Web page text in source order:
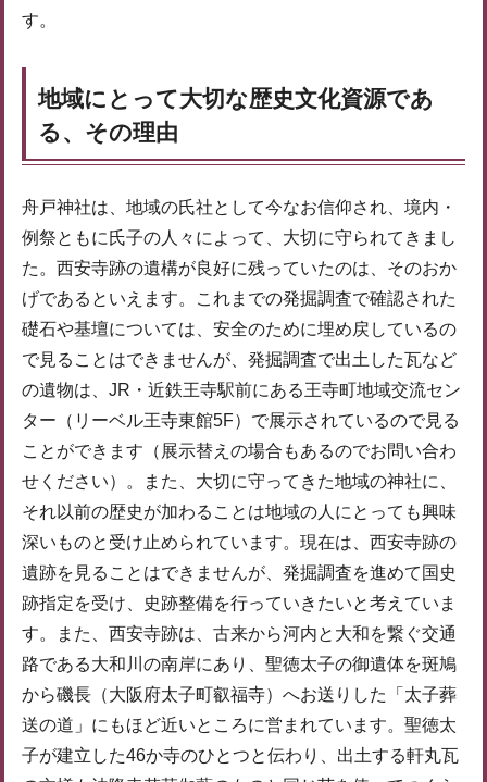
す。
地域にとって大切な歴史文化資源であ
る、その理由
舟戸神社は、地域の氏社として今なお信仰され、境内・
例祭ともに氏子の人々によって、大切に守られてきまし
た。西安寺跡の遺構が良好に残っていたのは、そのおか
げであるといえます。これまでの発掘調査で確認された
礎石や基壇については、安全のために埋め戻しているの
で見ることはできませんが、発掘調査で出土した瓦など
の遺物は、JR・近鉄王寺駅前にある王寺町地域交流セン
ター（リーベル王寺東館5F）で展示されているので見る
ことができます（展示替えの場合もあるのでお問い合わ
せください）。また、大切に守ってきた地域の神社に、
それ以前の歴史が加わることは地域の人にとっても興味
深いものと受け止められています。現在は、西安寺跡の
遺跡を見ることはできませんが、発掘調査を進めて国史
跡指定を受け、史跡整備を行っていきたいと考えていま
す。また、西安寺跡は、古来から河内と大和を繋ぐ交通
路である大和川の南岸にあり、聖徳太子の御遺体を斑鳩
から磯長（大阪府太子町叡福寺）へお送りした「太子葬
送の道」にもほど近いところに営まれています。聖徳太
子が建立した46か寺のひとつと伝わり、出土する軒丸瓦